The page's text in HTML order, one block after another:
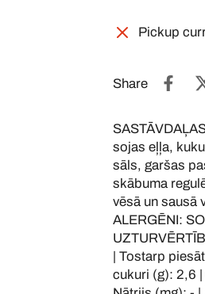
Pickup
Share
sojas eļļa,
sāls, garšas
skābuma
vēsā un sausā
ALERGĒNI:
| Tostarp
cukuri (g): 2,6 |